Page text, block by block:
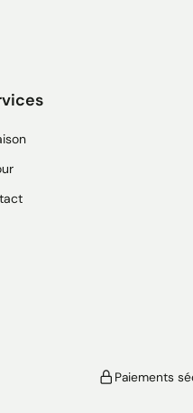
Paiements